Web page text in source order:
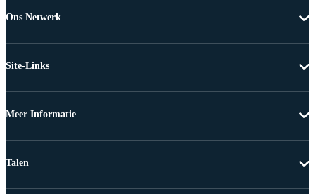
Ons Netwerk
Site-Links
Meer Informatie
Talen